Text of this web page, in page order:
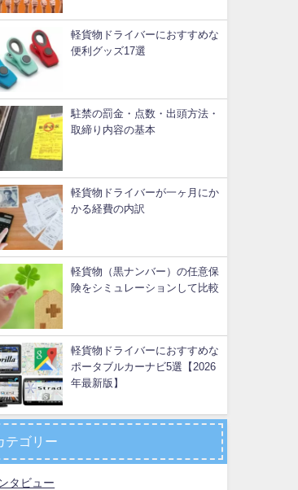
軽貨物ドライバーにおすすめな
便利グッズ17選
駐禁の罰金・点数・出頭方法・
取締り内容の基本
軽貨物ドライバーが一ヶ月にか
かる経費の内訳
軽貨物（黒ナンバー）の任意保
険をシミュレーションして比較
軽貨物ドライバーにおすすめな
ポータブルカーナビ5選【2026
年最新版】
テゴリー
タビュー